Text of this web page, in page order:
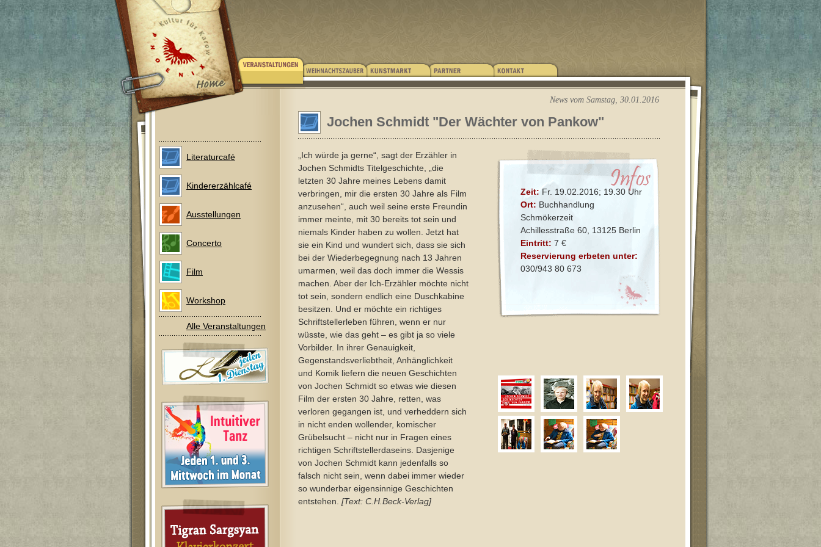
Literaturcafé
Kindererzählcafé
Ausstellungen
Concerto
Film
Workshop
Alle Veranstaltungen
News vom Samstag, 30.01.2016
Jochen Schmidt "Der Wächter von Pankow"
„Ich würde ja gerne“, sagt der Erzähler in
Jochen Schmidts Titelgeschichte, „die
letzten 30 Jahre meines Lebens damit
verbringen, mir die ersten 30 Jahre als Film
anzusehen“, auch weil seine erste Freundin
immer meinte, mit 30 bereits tot sein und
niemals Kinder haben zu wollen. Jetzt hat
sie ein Kind und wundert sich, dass sie sich
bei der Wiederbegegnung nach 13 Jahren
umarmen, weil das doch immer die Wessis
machen. Aber der Ich-Erzähler möchte nicht
tot sein, sondern endlich eine Duschkabine
besitzen. Und er möchte ein richtiges
Schriftstellerleben führen, wenn er nur
wüsste, wie das geht – es gibt ja so viele
Vorbilder. In ihrer Genauigkeit,
Gegenstandsverliebtheit, Anhänglichkeit
und Komik liefern die neuen Geschichten
von Jochen Schmidt so etwas wie diesen
Film der ersten 30 Jahre, retten, was
verloren gegangen ist, und verheddern sich
in nicht enden wollender, komischer
Grübelsucht – nicht nur in Fragen eines
richtigen Schriftstellerdaseins. Dasjenige
von Jochen Schmidt kann jedenfalls so
falsch nicht sein, wenn dabei immer wieder
so wunderbar eigensinnige Geschichten
entstehen. [Text: C.H.Beck-Verlag]
Zeit:Fr. 19.02.2016; 19.30 Uhr
Ort: Buchhandlung
Schmökerzeit
Achillesstraße 60, 13125 Berlin
Eintritt: 7 €
Reservierung erbeten unter:
030/943 80 673